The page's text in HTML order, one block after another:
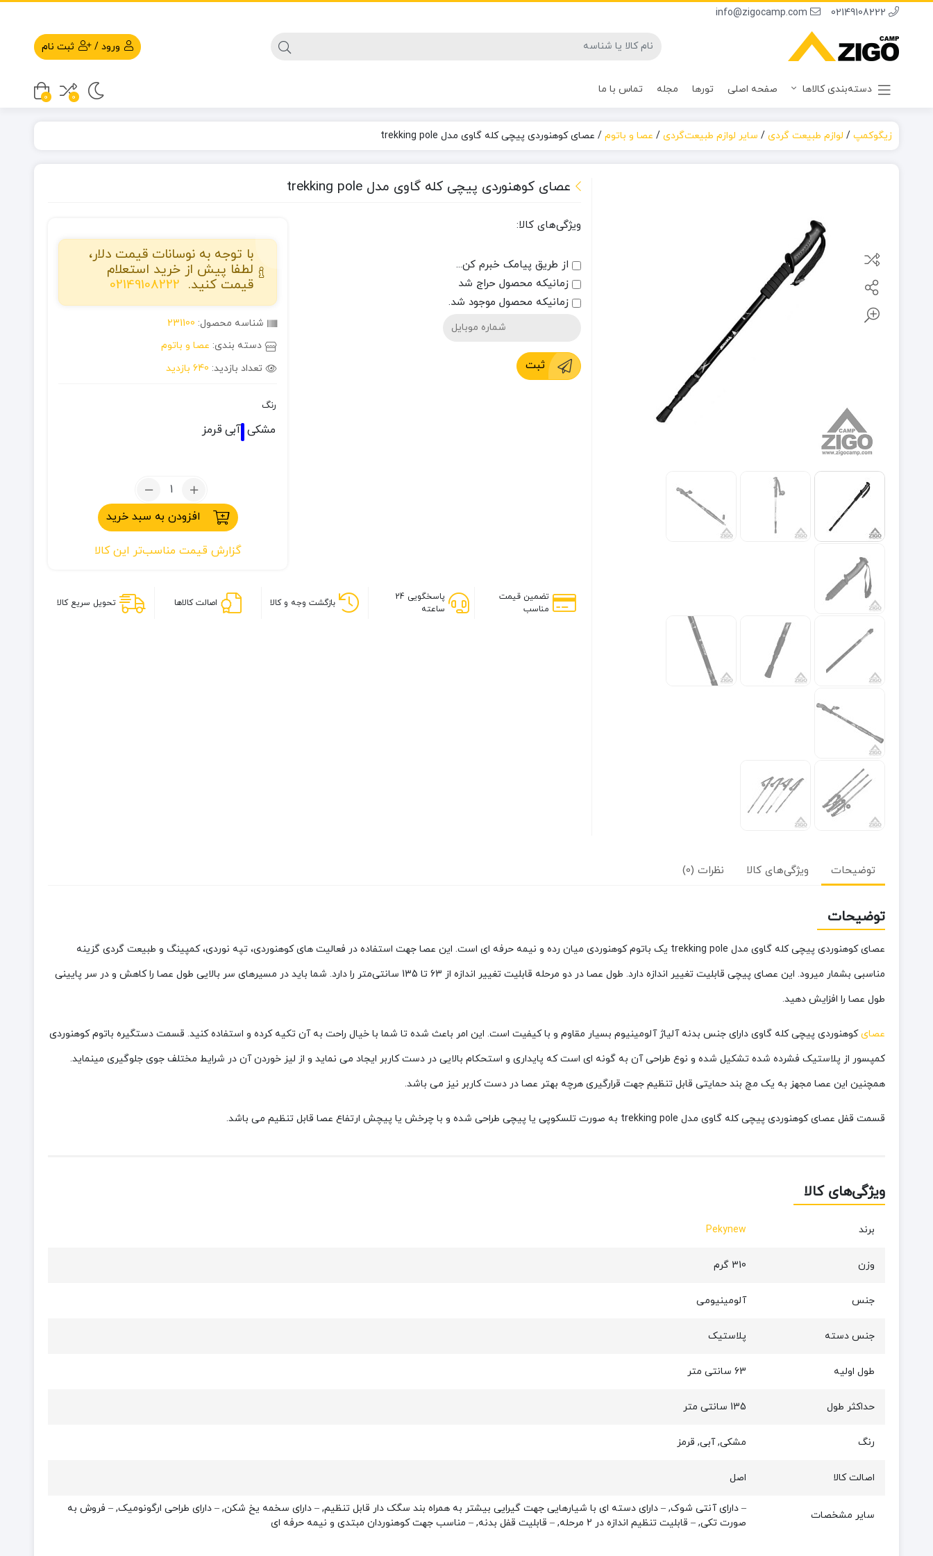
02149108222
info@zigocamp.com
ورود / ثبت نام
دسته‌بندی کالاها صفحه اصلی تورها مجله تماس با ما
0
0
زیگوکمپ/ لوازم طبیعت گردی/ سایر لوازم طبیعت‌گردی/ عصا و باتوم/ عصای کوهنوردی پیچی کله گاوی مدل trekking pole
عصای کوهنوردی پیچی کله گاوی مدل trekking pole
ویژگی‌های کالا:
از طریق پیامک خبرم کن...
زمانیکه محصول حراج شد
زمانیکه محصول موجود شد.
ثبت
با توجه به نوسانات قیمت دلار،
لطفا پیش از خرید استعلام
قیمت کنید. 02149108222
شناسه محصول: 231100
دسته بندی: عصا و باتوم
تعداد بازدید: 640 بازدید
رنگ
مشکی آبی قرمز
تعداد:
عصای
کوهنوردی
پیچی
کله
trekking
افزودن به سبد خرید
گزارش قیمت مناسب‌تر این کالا
تضمین قیمت
مناسب
پاسخگویی 24
ساعته
بازگشت وجه و کالا اصالت کالاها تحویل سریع کالا
توضیحات ویژگی‌های کالا نظرات (0)
توضیحات
عصای کوهنوردی پیچی کله گاوی مدل trekking pole یک باتوم کوهنوردی میان رده و نیمه حرفه ای است. این عصا جهت استفاده در فعالیت های کوهنوردی، تپه نوردی، کمپینگ و طبیعت گردی گزینه
مناسبی بشمار میرود. این عصای پیچی قابلیت تغییر اندازه دارد. طول عصا در دو مرحله قابلیت تغییر اندازه از 63 تا 135 سانتی‌متر را دارد. شما باید در مسیرهای سر بالایی طول عصا را کاهش و در سر پایینی
طول عصا را افزایش دهید.
عصایکوهنوردی پیچی کله گاوی دارای جنس بدنهآلیاژ آلومینیوم بسیار مقاوم و با کیفیت است. این امر باعث شده تا شما با خیال راحت به آن تکیه کرده و استفاده کنید. قسمت دستگیره باتوم کوهنوردی
کمپسور از پلاستیک فشرده شده تشکیل شده و نوع طراحی آن به گونه ای است که پایداری و استحکام بالایی در دست کاربر ایجاد می نماید و از لیز خوردن آن در شرایط مختلف جوی جلوگیری مینماید.
همچنین این عصا مجهز به یک مچ بند حمایتی قابل تنظیم جهت قرارگیری هرچه بهتر عصا در دست کاربر نیز می باشد.
قسمت قفل عصای کوهنوردی پیچی کله گاوی مدل trekking pole به صورت تلسکوپی یا پیچی طراحی شده و با چرخش یا پیچش ارتفاع عصا قابل تنظیم می باشد.
ویژگی‌های کالا
برند Pekynew
وزن 310 گرم
جنس آلومینیومی
جنس دسته پلاستیک
طول اولیه 63 سانتی متر
حداکثر طول 135 سانتی متر
رنگ مشکی, آبی, قرمز
اصالت کالا اصل
سایر مشخصات
– دارای آنتی شوک, – دارای دسته ای با شیارهایی جهت گیرایی بیشتر به همراه بند سگک دار قابل تنظیم, – دارای سخمه یخ شکن, – دارای طراحی ارگونومیک, – فروش به
صورت تکی, – قابلیت تنظیم اندازه در 2 مرحله, – قابلیت قفل بدنه, – مناسب جهت کوهنوردان مبتدی و نیمه حرفه ای